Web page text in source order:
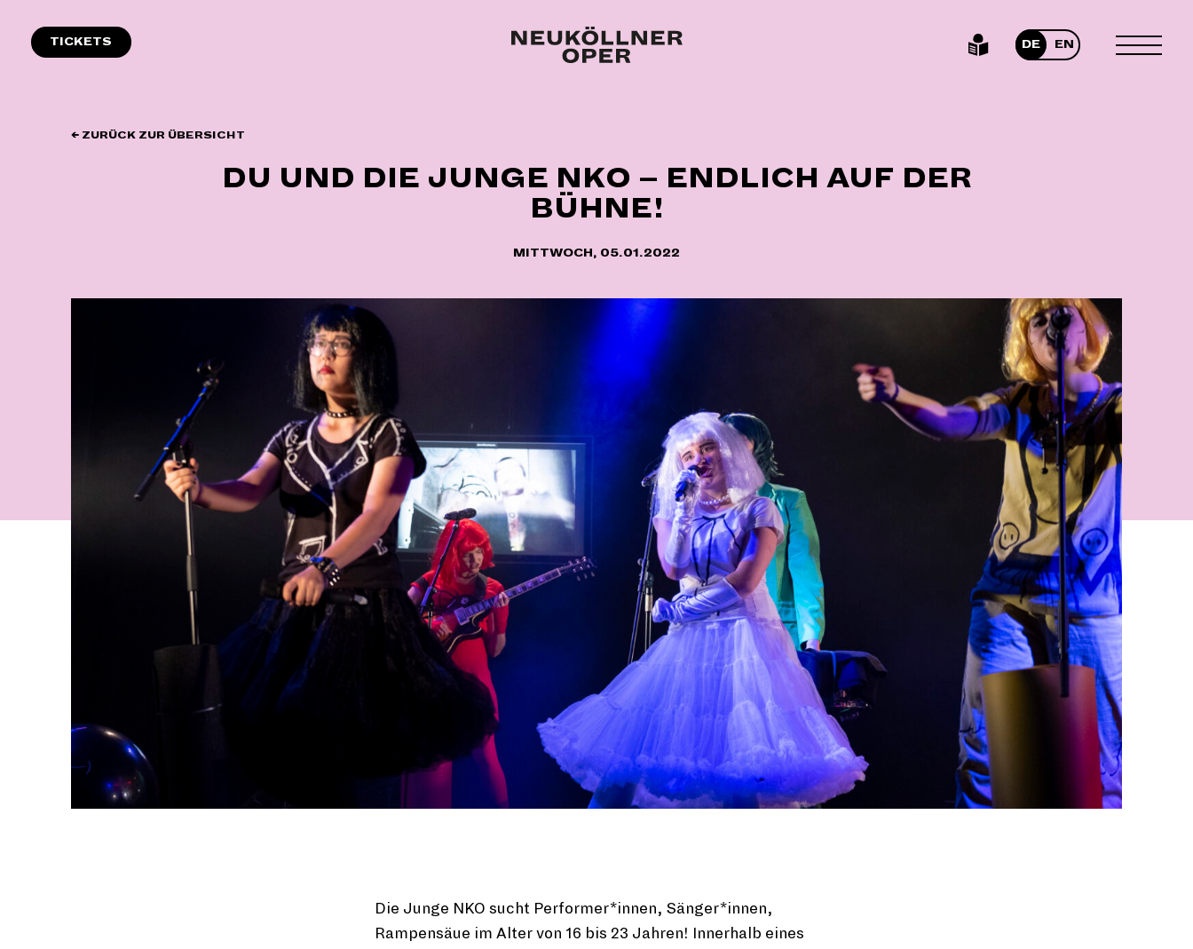
Inhalt
springen
TICKETS DE EN
MENÜ
← ZURÜCK ZUR ÜBERSICHT
DU UND DIE JUNGE NKO – ENDLICH AUF DER
BÜHNE!
MITTWOCH, 05.01.2022
Die Junge NKO sucht Performer*innen, Sänger*innen,
Rampensäue im Alter von 16 bis 23 Jahren! Innerhalb eines